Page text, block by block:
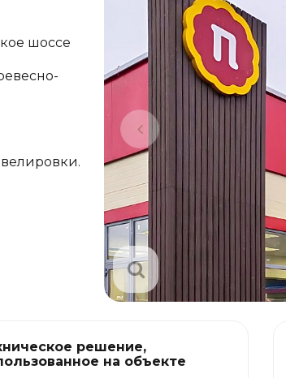
шоссе
решение,
на объекте